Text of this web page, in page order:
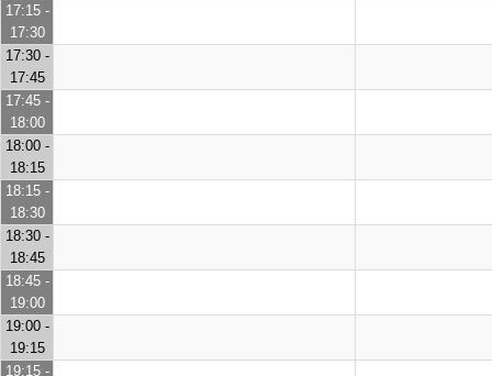
17:15 -
17:30
17:30 -
17:45
17:45 -
18:00
18:00 -
18:15
18:15 -
18:30
18:30 -
18:45
18:45 -
19:00
19:00 -
19:15
19:15 -